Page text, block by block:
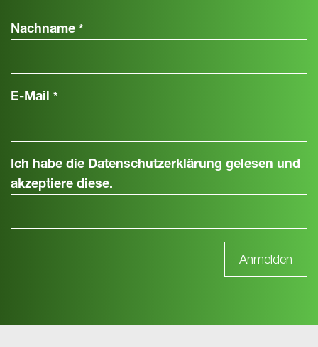
Nachname *
E-Mail *
Ich habe die Datenschutzerklärung gelesen und
akzeptiere diese.